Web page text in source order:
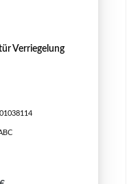
Verriegelung
01038114